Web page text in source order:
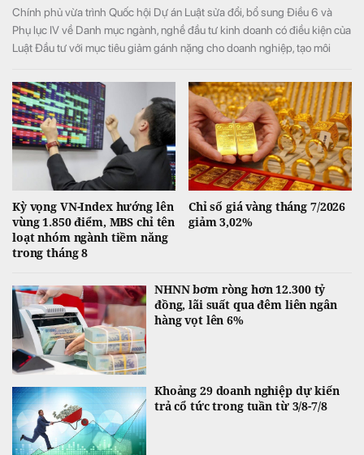
Chính phủ vừa trình Quốc hội Dự án Luật sửa đổi, bổ sung Điều 6 và
Phụ lục IV về Danh mục ngành, nghề đầu tư kinh doanh có điều kiện của
Luật Đầu tư với mục tiêu giảm gánh nặng cho doanh nghiệp, tạo môi
Kỳ vọng VN-Index hướng lên
vùng 1.850 điểm, MBS chỉ tên
loạt nhóm ngành tiềm năng
trong tháng 8
Chỉ số giá vàng tháng 7/2026
giảm 3,02%
NHNN bơm ròng hơn 12.300 tỷ
đồng, lãi suất qua đêm liên ngân
hàng vọt lên 6%
Khoảng 29 doanh nghiệp dự kiến
trả cổ tức trong tuần từ 3/8-7/8